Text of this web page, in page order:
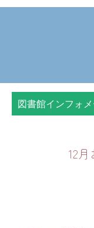
図書館インフォ
12